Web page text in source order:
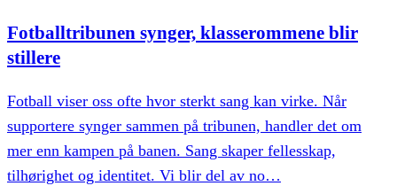
Fotballtribunen synger, klasserommene blir
stillere
Fotball viser oss ofte hvor sterkt sang kan virke. Når
supportere synger sammen på tribunen, handler det om
mer enn kampen på banen. Sang skaper fellesskap,
tilhørighet og identitet. Vi blir del av no…